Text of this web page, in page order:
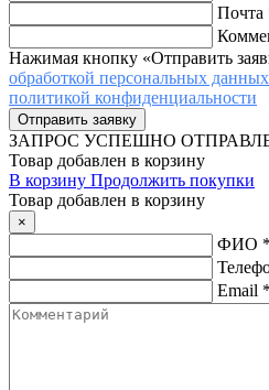
Почта
Нажимая кнопку «Отправить
обработкой персональных данных
политикой конфиденциальности
ЗАПРОС УСПЕШНО
Товар добавлен в корзину
В корзину Продолжить покупки
Товар добавлен в корзину
×
ФИО *
Email *